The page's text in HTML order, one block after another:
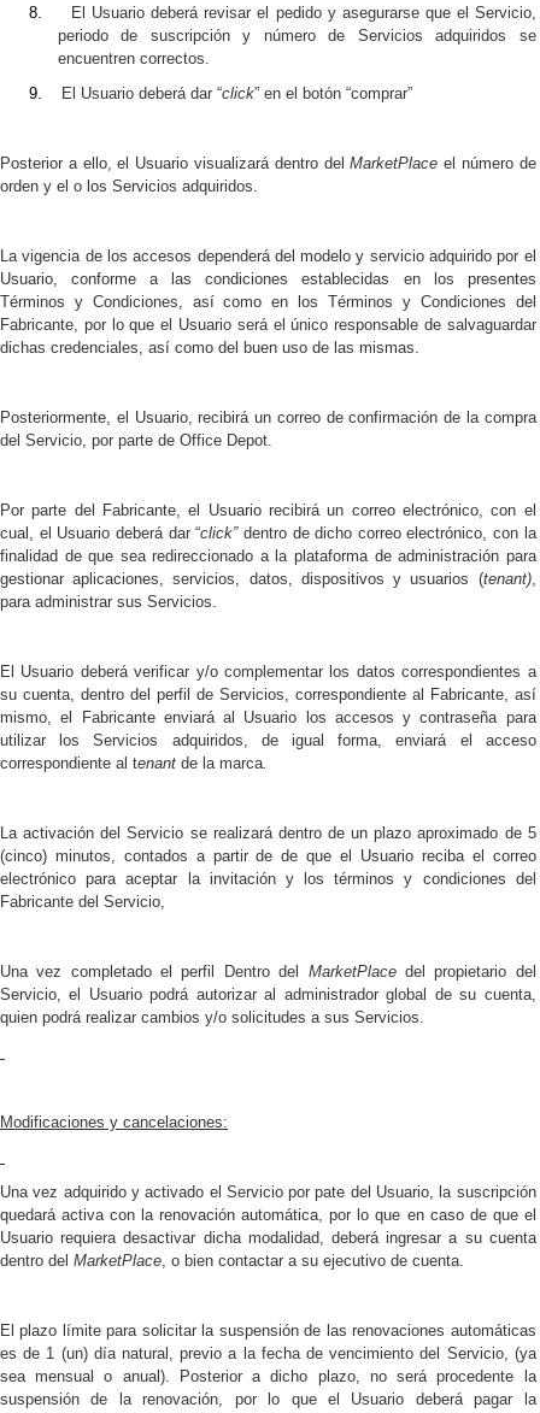
8.
El Usuario deberá revisar el pedido y asegurarse que el Servicio,
periodo de suscripción y número de Servicios adquiridos se
encuentren correctos.
9. El Usuario deberá dar “click” en el botón “comprar”
Posterior a ello, el Usuario visualizará dentro delMarketPlace el número de
orden y el o los Servicios adquiridos.
La vigencia de los accesos dependerá del modelo y servicio adquirido por el
Usuario, conforme a las condiciones establecidas en los presentes
Términos y Condiciones, así como en los Términos y Condiciones del
Fabricante, por lo que el Usuario será el único responsable de salvaguardar
dichas credenciales, así como del buen uso de las mismas.
Posteriormente, el Usuario, recibirá un correo de confirmación de la compra
del Servicio, por parte de Office Depot.
Por parte del Fabricante, el Usuario recibirá un correo electrónico, con el
cual, el Usuario deberá dar “click”dentro de dicho correo electrónico, con la
finalidad de que sea redireccionado a la plataforma de administración para
gestionar aplicaciones, servicios, datos, dispositivos y usuarios (tenant),
para administrar sus Servicios.
El Usuario deberá verificar y/o complementar los datos correspondientes a
su cuenta, dentro del perfil de Servicios, correspondiente al Fabricante, así
mismo, el Fabricante enviará al Usuario los accesos y contraseña para
utilizar los Servicios adquiridos, de igual forma, enviará el acceso
correspondiente al tenant de la marca.
La activación del Servicio se realizará dentro de un plazo aproximado de 5
(cinco) minutos, contados a partir de de que el Usuario reciba el correo
electrónico para aceptar la invitación y los términos y condiciones del
Fabricante del Servicio,
Una vez completado el perfil Dentro del MarketPlacedel propietario del
Servicio, el Usuario podrá autorizar al administrador global de su cuenta,
quien podrá realizar cambios y/o solicitudes a sus Servicios.
Modificaciones y cancelaciones:
Una vez adquirido y activado el Servicio por pate del Usuario, la suscripción
quedará activa con la renovación automática, por lo que en caso de que el
Usuario requiera desactivar dicha modalidad, deberá ingresar a su cuenta
dentro del MarketPlace, o bien contactar a su ejecutivo de cuenta.
El plazo límite para solicitar la suspensión de las renovaciones automáticas
es de 1 (un) día natural, previo a la fecha de vencimiento del Servicio, (ya
sea mensual o anual). Posterior a dicho plazo, no será procedente la
suspensión de la renovación, por lo que el Usuario deberá pagar la